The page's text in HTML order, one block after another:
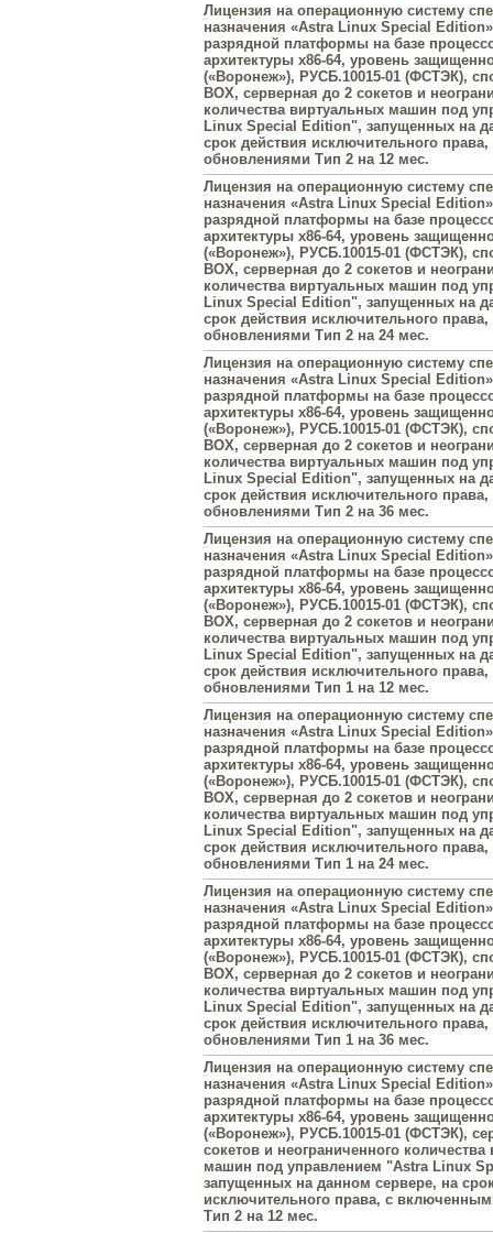
Лицензия на операционную систему
назначения «Astra Linux Special
разрядной платформы на базе
архитектуры х86-64, уровень
(«Воронеж»), РУСБ.10015-01 (ФСТЭК),
BOX, серверная до 2 сокетов и
количества виртуальных машин под
Linux Special Edition", запущенных на
срок действия исключительного
обновлениями Тип 2 на 12 мес.
Лицензия на операционную систему
назначения «Astra Linux Special
разрядной платформы на базе
архитектуры х86-64, уровень
(«Воронеж»), РУСБ.10015-01 (ФСТЭК),
BOX, серверная до 2 сокетов и
количества виртуальных машин под
Linux Special Edition", запущенных на
срок действия исключительного
обновлениями Тип 2 на 24 мес.
Лицензия на операционную систему
назначения «Astra Linux Special
разрядной платформы на базе
архитектуры х86-64, уровень
(«Воронеж»), РУСБ.10015-01 (ФСТЭК),
BOX, серверная до 2 сокетов и
количества виртуальных машин под
Linux Special Edition", запущенных на
срок действия исключительного
обновлениями Тип 2 на 36 мес.
Лицензия на операционную систему
назначения «Astra Linux Special
разрядной платформы на базе
архитектуры х86-64, уровень
(«Воронеж»), РУСБ.10015-01 (ФСТЭК),
BOX, серверная до 2 сокетов и
количества виртуальных машин под
Linux Special Edition", запущенных на
срок действия исключительного
обновлениями Тип 1 на 12 мес.
Лицензия на операционную систему
назначения «Astra Linux Special
разрядной платформы на базе
архитектуры х86-64, уровень
(«Воронеж»), РУСБ.10015-01 (ФСТЭК),
BOX, серверная до 2 сокетов и
количества виртуальных машин под
Linux Special Edition", запущенных на
срок действия исключительного
обновлениями Тип 1 на 24 мес.
Лицензия на операционную систему
назначения «Astra Linux Special
разрядной платформы на базе
архитектуры х86-64, уровень
(«Воронеж»), РУСБ.10015-01 (ФСТЭК),
BOX, серверная до 2 сокетов и
количества виртуальных машин под
Linux Special Edition", запущенных на
срок действия исключительного
обновлениями Тип 1 на 36 мес.
Лицензия на операционную систему
назначения «Astra Linux Special
разрядной платформы на базе
архитектуры х86-64, уровень
(«Воронеж»), РУСБ.10015-01 (ФСТЭК),
сокетов и неограниченного
машин под управлением "Astra Linux
запущенных на данном сервере, на
исключительного права, с
Тип 2 на 12 мес.